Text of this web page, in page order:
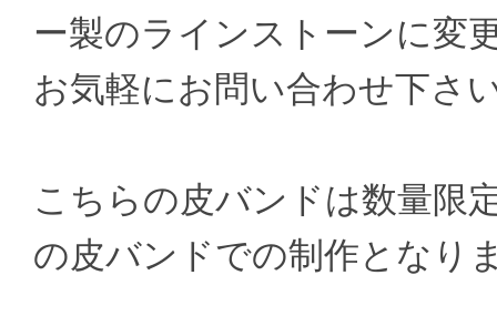
ー製のラインストーンに変
お気軽にお問い合わせ下さ
こちらの皮バンドは数量限
の皮バンドでの制作となり